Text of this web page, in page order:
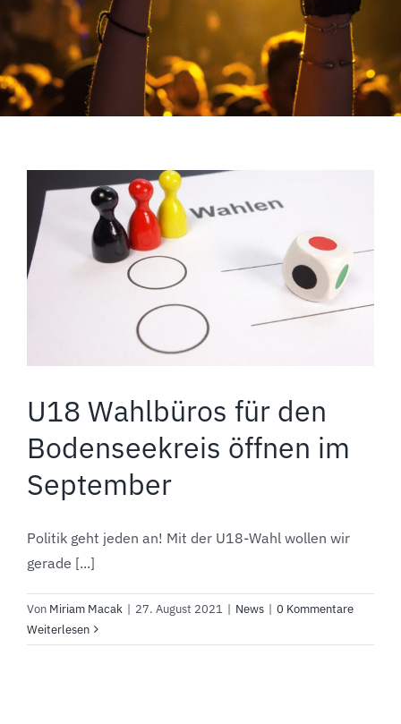
U18 Wahlbüros für den
Bodenseekreis öffnen im
September
Politik geht jeden an! Mit der U18-Wahl wollen wir
gerade [...]
Von Miriam Macak | 27. August 2021 | News | 0 Kommentare
Weiterlesen